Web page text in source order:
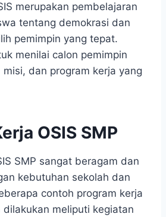
merupakan pembelajaran
tentang demokrasi dan
pemimpin yang tepat.
menilai calon pemimpin
dan program kerja yang
OSIS SMP
SMP sangat beragam dan
kebutuhan sekolah dan
contoh program kerja
dilakukan meliputi kegiatan